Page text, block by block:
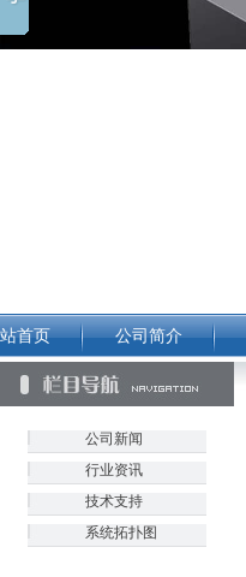
首页 公司简介
公司新闻
行业资讯
技术支持
系统拓扑图